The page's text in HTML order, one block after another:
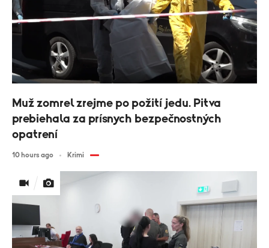
Muž zomrel zrejme po požití jedu. Pitva
prebiehala za prísnych bezpečnostných
opatrení
10 hours ago Krimi